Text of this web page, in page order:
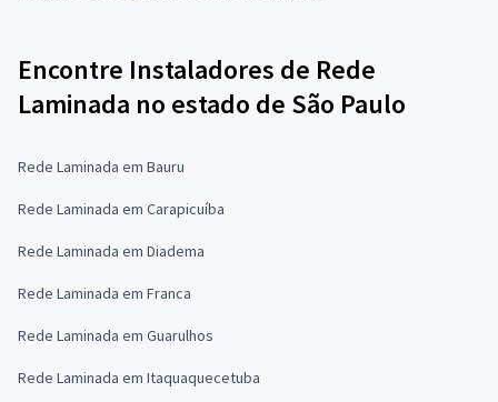
Encontre Instaladores de Rede
Laminada no estado de São Paulo
Rede Laminada em Bauru
Rede Laminada em Carapicuíba
Rede Laminada em Diadema
Rede Laminada em Franca
Rede Laminada em Guarulhos
Rede Laminada em Itaquaquecetuba